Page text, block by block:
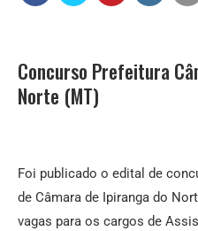
Concurso Prefeitura
Norte (MT)
Foi publicado o edital de
de Câmara de Ipiranga do
vagas para os cargos de